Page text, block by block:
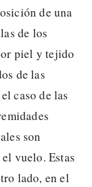
de una
de los
piel y tejido
de las
caso de las
son
vuelo. Estas
lado, en el